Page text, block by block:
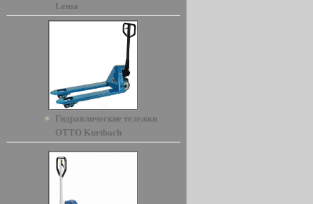
Lema
Гидравлические тележки
OTTO Kurtbach